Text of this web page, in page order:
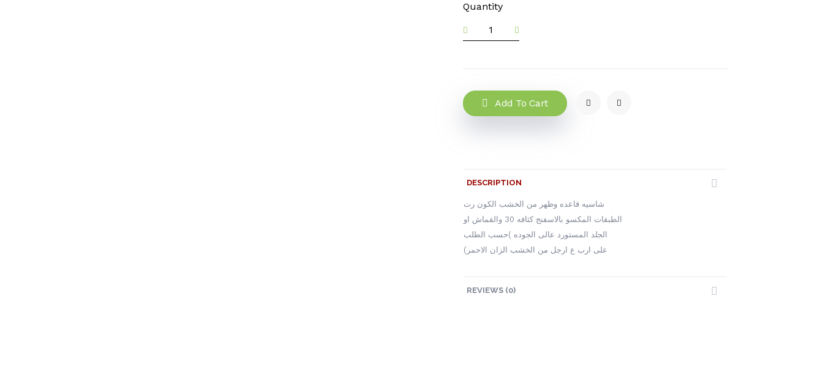
Quantity
Add To Cart
DESCRIPTION
شاسيه قاعده وظهر من الخشب الكون رت
الطبقات المكسو بالاسفنج كثافه 30 والقماش او
الجلد المستورد عالى الجوده )حسب الطلب
(على ارب ع ارجل من الخشب الزان الاحمر
REVIEWS (0)